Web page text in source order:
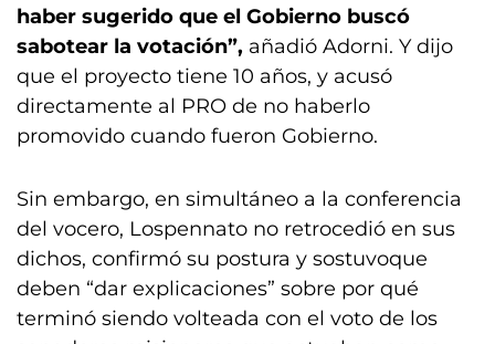
haber sugerido que el Gobierno buscó
sabotear la votación”, añadió Adorni. Y dijo
que el proyecto tiene 10 años, y acusó
directamente al PRO de no haberlo
promovido cuando fueron Gobierno.
Sin embargo, en simultáneo a la conferencia
del vocero, Lospennato no retrocedió en sus
dichos, confirmó su postura y sostuvoque
deben “dar explicaciones” sobre por qué
terminó siendo volteada con el voto de los